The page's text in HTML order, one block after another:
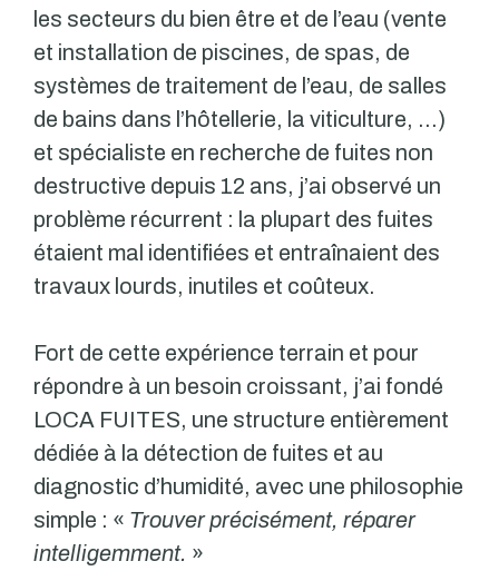
les secteurs du bien être et de l’eau (vente
et installation de piscines, de spas, de
systèmes de traitement de l’eau, de salles
de bains dans l’hôtellerie, la viticulture, …)
et spécialiste en recherche de fuites non
destructive depuis 12 ans, j’ai observé un
problème récurrent : la plupart des fuites
étaient mal identifiées et entraînaient des
travaux lourds, inutiles et coûteux.
Fort de cette expérience terrain et pour
répondre à un besoin croissant, j’ai fondé
LOCA FUITES, une structure entièrement
dédiée à la détection de fuites et au
diagnostic d’humidité, avec une philosophie
simple : « Trouver précisément, réparer
intelligemment. »